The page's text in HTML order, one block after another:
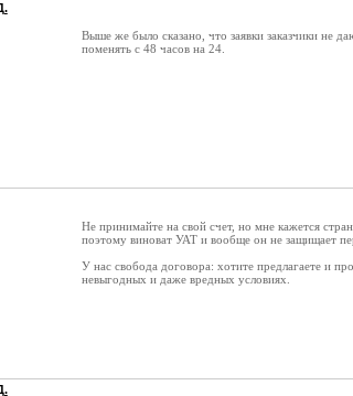
Выше же было сказано, что заявки заказчики не
поменять с 48 часов на 24.
Не принимайте на свой счет, но мне кажется
поэтому виноват УАТ и вообще он не защищает
У нас свобода договора: хотите предлагаете и
невыгодных и даже вредных условиях.